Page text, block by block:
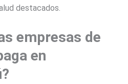
destacados.
empresas de
en